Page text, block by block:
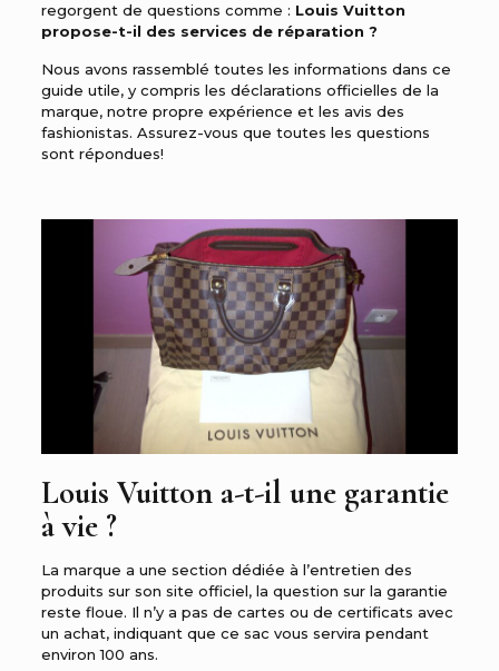
regorgent de questions comme : Louis Vuitton
propose-t-il des services de réparation ?
Nous avons rassemblé toutes les informations dans ce
guide utile, y compris les déclarations officielles de la
marque, notre propre expérience et les avis des
fashionistas. Assurez-vous que toutes les questions
sont répondues!
Louis Vuitton a-t-il une garantie
à vie ?
La marque a une section dédiée à l’entretien des
produits sur son site officiel, la question sur la garantie
reste floue. Il n’y a pas de cartes ou de certificats avec
un achat, indiquant que ce sac vous servira pendant
environ 100 ans.